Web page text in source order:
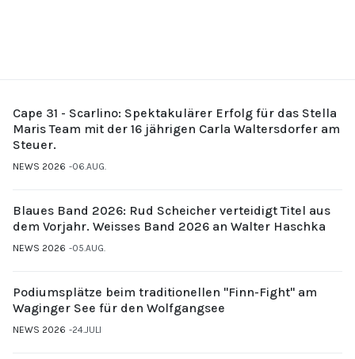
Cape 31 - Scarlino: Spektakulärer Erfolg für das Stella
Maris Team mit der 16 jährigen Carla Waltersdorfer am
Steuer.
NEWS 2026 06.AUG.
Blaues Band 2026: Rud Scheicher verteidigt Titel aus
dem Vorjahr. Weisses Band 2026 an Walter Haschka
NEWS 2026 05.AUG.
Podiumsplätze beim traditionellen "Finn-Fight" am
Waginger See für den Wolfgangsee
NEWS 2026 24.JULI